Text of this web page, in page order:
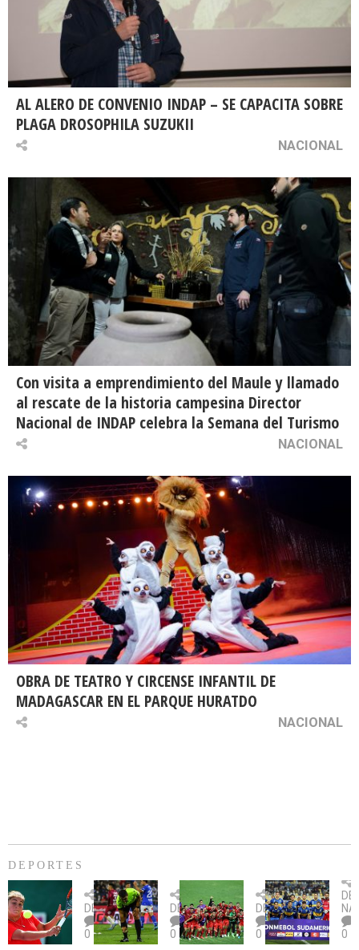
AL ALERO DE CONVENIO INDAP – SE CAPACITA SOBRE
PLAGA DROSOPHILA SUZUKII
NACIONAL
Con visita a emprendimiento del Maule y llamado
al rescate de la historia campesina Director
Nacional de INDAP celebra la Semana del Turismo
NACIONAL
OBRA DE TEATRO Y CIRCENSE INFANTIL DE
MADAGASCAR EN EL PARQUE HURATDO
NACIONAL
DEPORTES
Billie
Jean
King
Cup:
DEPORTES
0
U.
Católica
fue
citada
DEPORTES
0
Copa
Sudamericana:
U.
La
DEPORTES
0
un
0